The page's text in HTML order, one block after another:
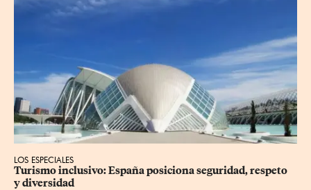
LOS ESPECIALES
Turismo inclusivo: España posiciona seguridad, respeto
y diversidad